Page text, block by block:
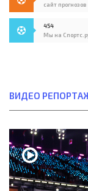
сайт прогнозов
454
Мы на
ВИДЕО